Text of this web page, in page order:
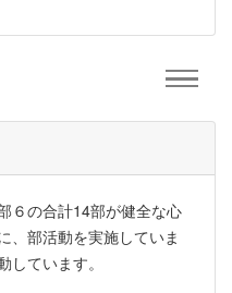
６の合計14部が健全な心
、部活動を実施していま
ています。